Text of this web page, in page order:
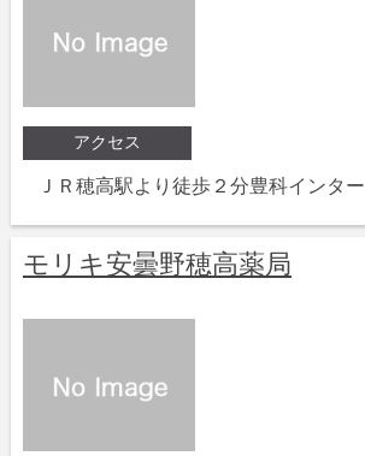
アクセス
ＪＲ穂高駅より徒歩２分豊科インタ
モリキ安曇野穂高薬局